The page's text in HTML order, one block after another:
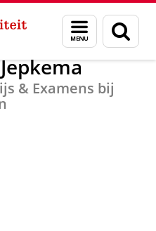
Menu
en
zoeken
Jepkema
& Examens bij